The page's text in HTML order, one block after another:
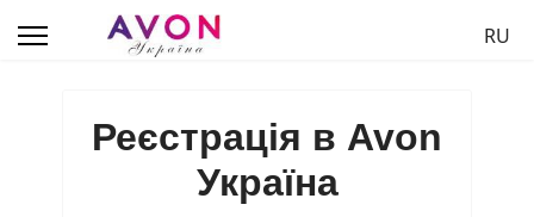
RU
Реєстрація в Avon
Україна